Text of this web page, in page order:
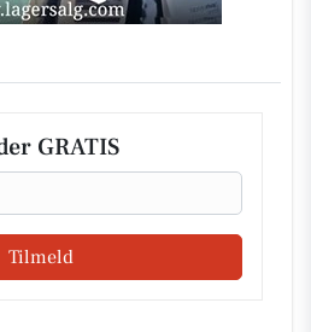
GRATIS
Tilmeld